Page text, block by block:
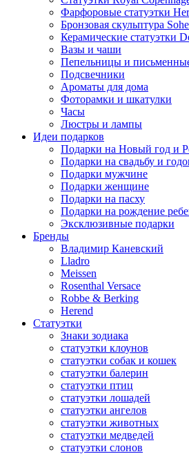
Фарфоровые статуэтки
Бронзовая скульптура
Керамические статуэтки
Вазы и чаши
Пепельницы и
Подсвечники
Ароматы для дома
Фоторамки и шкатулки
Часы
Люстры и лампы
Идеи подарков
Подарки на Новый год и
Подарки на свадьбу и
Подарки мужчине
Подарки женщине
Подарки на пасху
Подарки на рождение
Эксклюзивные подарки
Бренды
Владимир Каневский
Lladro
Meissen
Rosenthal Versace
Robbe & Berking
Herend
Статуэтки
Знаки зодиака
статуэтки клоунов
статуэтки собак и кошек
статуэтки балерин
статуэтки птиц
статуэтки лошадей
статуэтки ангелов
статуэтки животных
статуэтки медведей
статуэтки слонов